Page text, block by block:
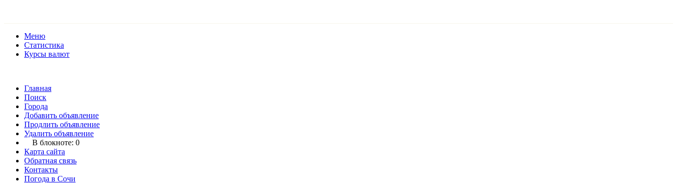
Меню
Статистика
Курсы валют
Главная
Поиск
Города
Добавить объявление
Продлить объявление
Удалить объявление
В блокноте: 0
Карта сайта
Обратная связь
Контакты
Погода в Сочи